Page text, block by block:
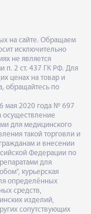
на сайте. Обращаем
исключительно
не является
п. 2 ст. 437 ГК РФ. Для
ценах на товар и
обращайтесь по
мая 2020 года № 697
для медицинского
такой торговли и
и внесении
Федерации по
для
курьерская
определённых
средств,
изделий,
сопутствующих